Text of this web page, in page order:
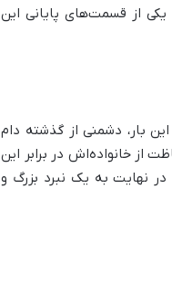
یکی از قسمت‌های پایانی این
بار، دشمنی از گذشته دام
از خانواده‌اش در برابر این
نهایت به یک نبرد بزرگ و